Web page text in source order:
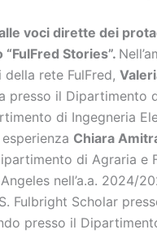
voci dirette dei
Stories”.
rete FulFred,
presso il Dipartimento
di Ingegneria
Chiara
di Agraria e
nell’a.a. 2024/
Fulbright Scholar
presso il